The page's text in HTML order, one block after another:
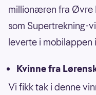
millionæren fra Øvre
som Supertrekning-
leverte i mobilappen
Kvinne fra
Vi fikk tak i denne